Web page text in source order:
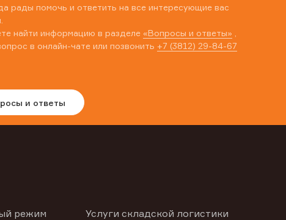
рады помочь и ответить на все интересующие вас
найти информацию в разделе «Вопросы и ответы»
в онлайн-чате или позвонить +7 (3812) 29-84-67
и ответы
режим
Услуги складской логистики